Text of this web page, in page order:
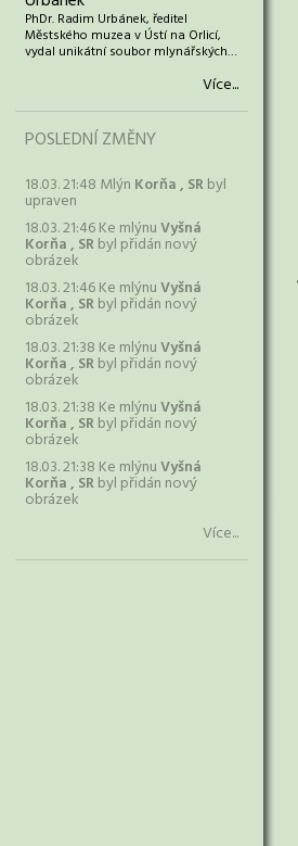
PhDr. Radim Urbánek, ředitel
Městského muzea v Ústí na Orlicí,
vydal unikátní soubor mlynářských…
Více...
POSLEDNÍ ZMĚNY
18.03. 21:48 Mlýn Korňa , SRbyl
upraven
18.03. 21:46 Ke mlýnuVyšná
Korňa , SRbyl přidán nový
obrázek
18.03. 21:46 Ke mlýnuVyšná
Korňa , SRbyl přidán nový
obrázek
18.03. 21:38 Ke mlýnuVyšná
Korňa , SRbyl přidán nový
obrázek
18.03. 21:38 Ke mlýnuVyšná
Korňa , SRbyl přidán nový
obrázek
18.03. 21:38 Ke mlýnuVyšná
Korňa , SRbyl přidán nový
obrázek
Více...